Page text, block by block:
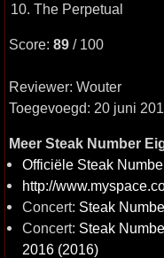
10. The Perpetual
Score: 89 / 100
Reviewer: Wouter
Toegevoegd: 20 juni
Meer Steak Number
Officiële Steak
http://
Concert: Steak
Concert: Steak
2016 (2016)